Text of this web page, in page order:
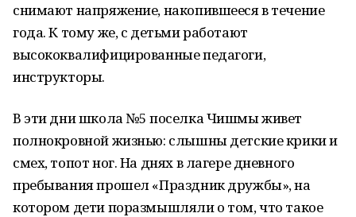
снимают напряжение, накопившееся в течение
года. К тому же, с детьми работают
высококвалифицированные педагоги,
инструкторы.
В эти дни школа №5 поселка Чишмы живет
полнокровной жизнью: слышны детские крики и
смех, топот ног. На днях в лагере дневного
пребывания прошел «Праздник дружбы», на
котором дети поразмышляли о том, что такое